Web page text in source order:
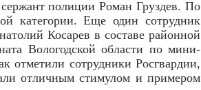
полиции Роман Груздев. По
категории. Еще один сотрудник
Косарев в составе районной
Вологодской области по мини-
отметили сотрудники Росгвардии,
отличным стимулом и примером